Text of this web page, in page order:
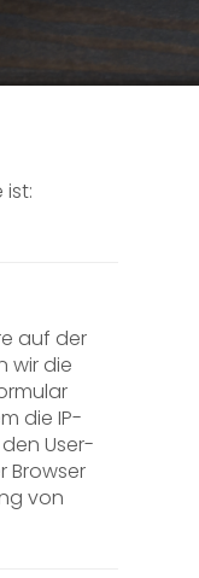
ist:
auf der
wir die
die IP-
User-
Browser
von